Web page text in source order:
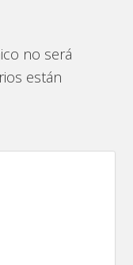
no será
están